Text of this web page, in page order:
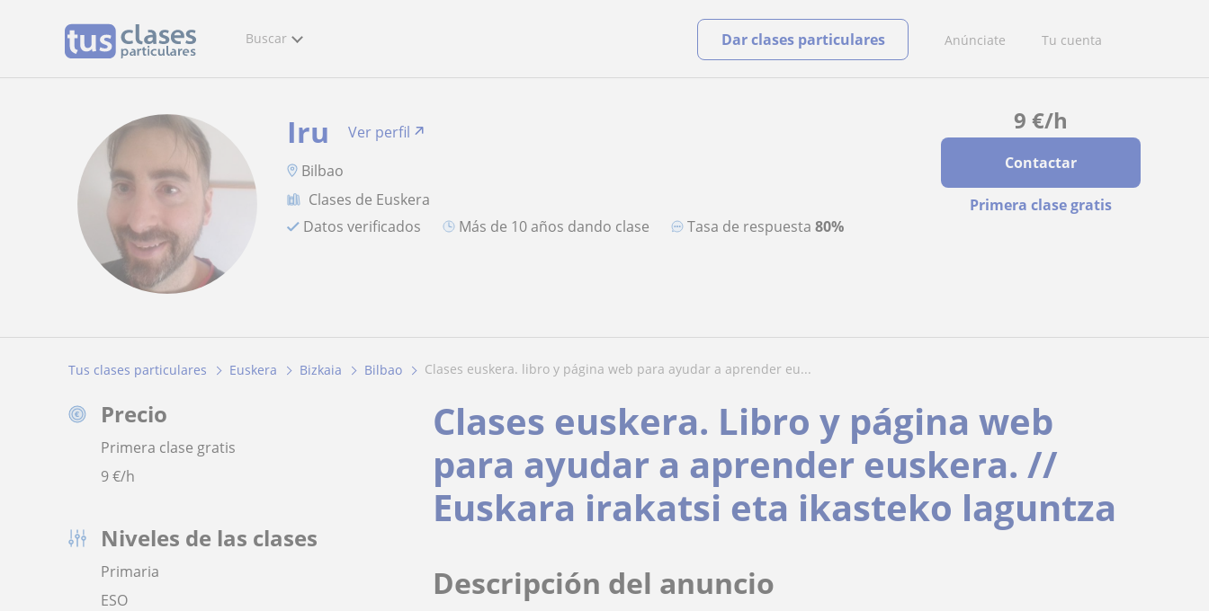
Buscar Anúnciate Tu cuenta
Dar clases particulares
9 €/h
Contactar
Primera clase gratis
Iru
Ver perfil
Bilbao
Clases de Euskera
Datos verificados
más de 10 años dando clase Tasa de respuesta80%
Tus clases particulares Euskera Bizkaia Bilbao clases euskera. libro y página web para ayudar a aprender eu...
Precio
Primera clase gratis
9€/h
Niveles de las clases
Primaria
ESO
Clases euskera. Libro y página web
para ayudar a aprender euskera. //
Euskara irakatsi eta ikasteko laguntza
Descripción del anuncio